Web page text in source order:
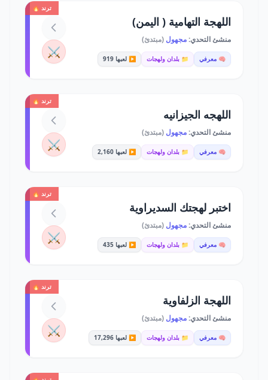
ترند 🔥
اللهجة التهامية ( اليمن)
منشئ التحدي:مجهول (مبتدئ)
🧠 معرفي 📁 بلدان ولهجات ▶️ لعبها 919 ⚔️
ترند 🔥
اللهجه الجيزانيه
منشئ التحدي:مجهول (مبتدئ)
🧠 معرفي 📁 بلدان ولهجات ▶️ لعبها 2,160 ⚔️
ترند 🔥
اختبر لهجتك السديراوية
منشئ التحدي:مجهول (مبتدئ)
🧠 معرفي 📁 بلدان ولهجات ▶️ لعبها 435 ⚔️
ترند 🔥
اللهجة الزلفاوية
منشئ التحدي:مجهول (مبتدئ)
🧠 معرفي 📁 بلدان ولهجات ▶️ لعبها 17,296 ⚔️